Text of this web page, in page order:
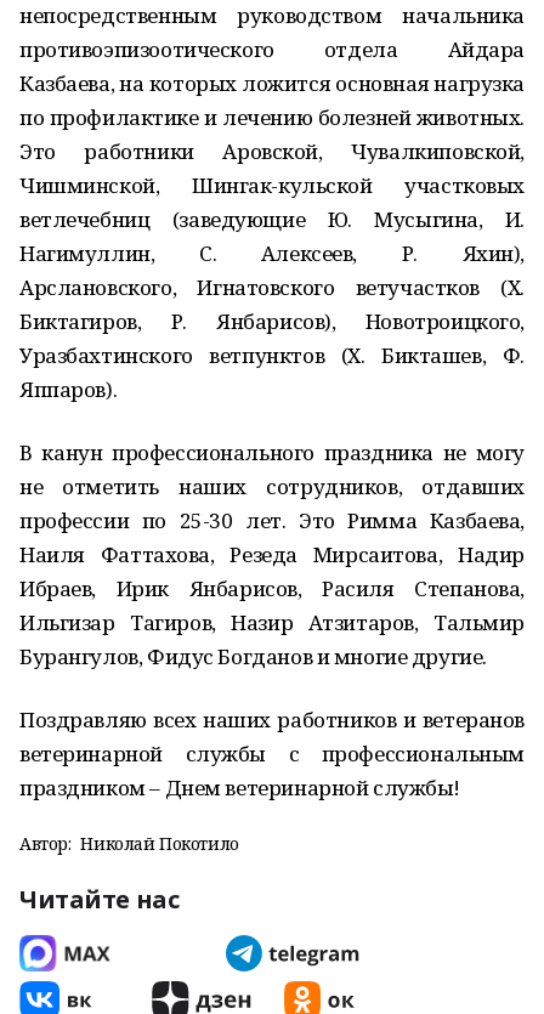
непосредственным руководством начальника
противоэпизоотического отдела Айдара
Казбаева, на которых ложится основная нагрузка
по профилактике и лечению болезней животных.
Это работники Аровской, Чувалкиповской,
Чишминской, Шингак-кульской участковых
ветлечебниц (заведующие Ю. Мусыгина, И.
Нагимуллин, С. Алексеев, Р. Яхин),
Арслановского, Игнатовского ветучастков (Х.
Биктагиров, Р. Янбарисов), Новотроицкого,
Уразбахтинского ветпунктов (Х. Бикташев, Ф.
Яппаров).
В канун профессионального праздника не могу
не отметить наших сотрудников, отдавших
профессии по 25-30 лет. Это Римма Казбаева,
Наиля Фаттахова, Резеда Мирсаитова, Надир
Ибраев, Ирик Янбарисов, Расиля Степанова,
Ильгизар Тагиров, Назир Атзитаров, Тальмир
Бурангулов, Фидус Богданов и многие другие.
Поздравляю всех наших работников и ветеранов
ветеринарной службы с профессиональным
праздником – Днем ветеринарной службы!
Автор: Николай Покотило
Читайте нас